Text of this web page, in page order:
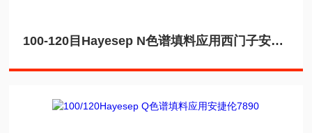
100-120目Hayesep N色谱填料应用西门子安捷伦